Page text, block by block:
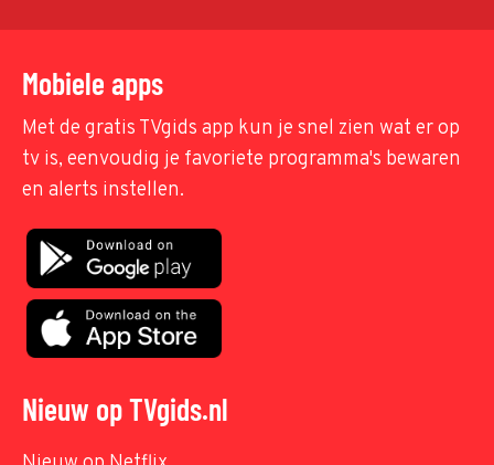
Mobiele apps
Met de gratis TVgids app kun je snel zien wat er op
tv is, eenvoudig je favoriete programma's bewaren
en alerts instellen.
Nieuw op TVgids.nl